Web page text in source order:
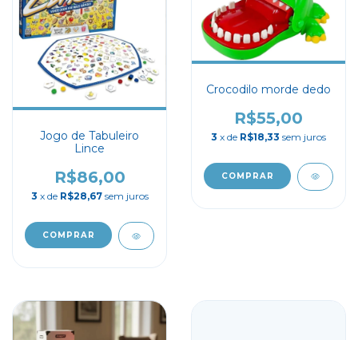
Jogo de Tabuleiro
Lince
R$86,00
3 x de R$28,67 sem juros
Crocodilo morde dedo
R$55,00
3 x de R$18,33 sem juros